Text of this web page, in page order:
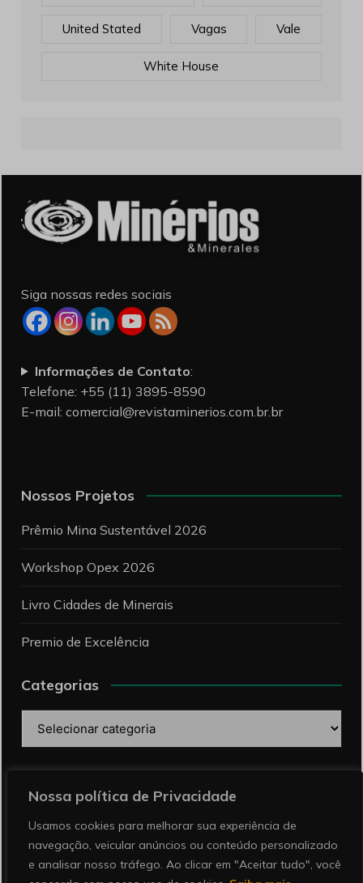
Nossa política de Privacidade
Usamos cookies para melhorar sua experiência de
navegação, veicular anúncios ou conteúdo personalizado
e analisar nosso tráfego. Ao clicar em "Aceitar tudo", você
United Stated Vagas Vale
White House
Siga nossas redes sociais
Informações de Contato:
Telefone: +55 (11) 3895-8590
E-mail: comercial@revistaminerios.com.br.br
Nossos Projetos
Prêmio Mina Sustentável 2026
Workshop Opex 2026
Livro Cidades de Minerais
Premio de Excelência
Categorias